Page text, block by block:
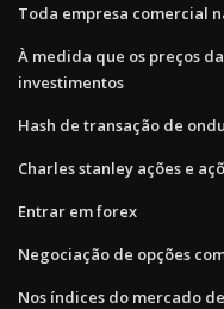
Toda empresa comercial
À medida que os preços
investimentos
Hash de transação de
Charles stanley ações e
Entrar em forex
Negociação de opções
Nos índices do mercado